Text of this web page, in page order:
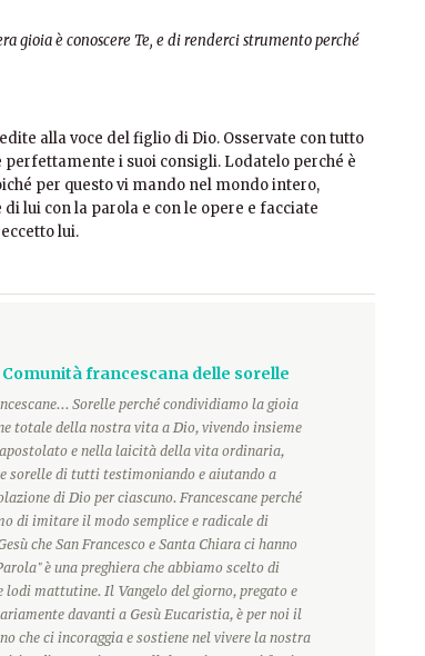
gioia è conoscere Te, e di renderci strumento perché
alla voce del figlio di Dio. Osservate con tutto
i suoi consigli. Lodatelo perché è
per questo vi mando nel mondo intero,
lui con la parola e con le opere e facciate
lui.
Comunità francescana delle sorelle
Sorelle perché condividiamo la gioia
totale della nostra vita a Dio, vivendo insieme
e nella laicità della vita ordinaria,
sorelle di tutti testimoniando e aiutando a
di Dio per ciascuno. Francescane perché
di imitare il modo semplice e radicale di
che San Francesco e Santa Chiara ci hanno
è una preghiera che abbiamo scelto di
lodi mattutine. Il Vangelo del giorno, pregato e
davanti a Gesù Eucaristia, è per noi il
che ci incoraggia e sostiene nel vivere la nostra